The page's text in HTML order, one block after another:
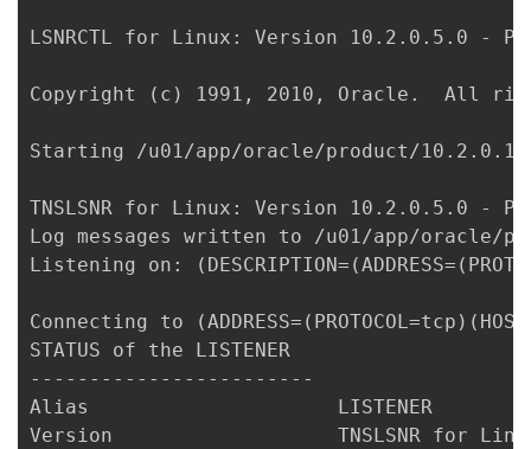
LSNRCTL for Linux: Version 10.2.0.5.0 -
Copyright (c) 1991, 2010, Oracle.  All
Starting /u01/app/oracle/product/
TNSLSNR for Linux: Version 10.2.0.5.0 -
Log messages written to /u01/app/oracle/
Listening on:
Connecting to
STATUS of the LISTENER
------------------------
Alias                     LISTENER
Version                   TNSLSNR for